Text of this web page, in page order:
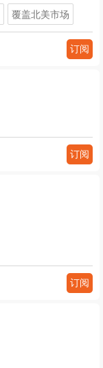
覆盖北美市场
订阅
订阅
订阅